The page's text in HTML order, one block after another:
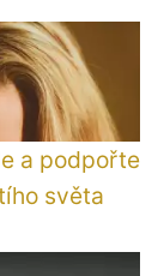
a podpořte
světa